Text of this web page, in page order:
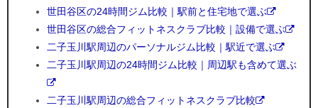
世田谷区の24時間ジム比較｜駅前と住宅地で選ぶ
世田谷区の総合フィットネスクラブ比較｜設備で選ぶ
二子玉川駅周辺のパーソナルジム比較｜駅近で選ぶ
二子玉川駅周辺の24時間ジム比較｜周辺駅も含めて選ぶ
二子玉川駅周辺の総合フィットネスクラブ比較